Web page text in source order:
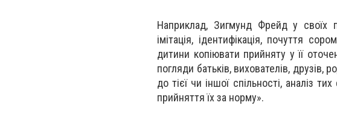
Наприклад, Зигмунд Фрейд у своїх
імітація, ідентифікація, почуття
дитини копіювати прийняту у її
погляди батьків, вихователів, друзів,
до тієї чи іншої спільності, аналіз
прийняття їх за норму».